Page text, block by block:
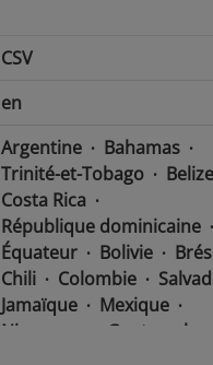
CSV
en
Argentine
Bahamas
Trinité-et-Tobago
Belize
Costa Rica
République dominicaine
Équateur
Bolivie
Chili
Colombie
Jamaïque
Mexique
Nicaragua
Guatemala